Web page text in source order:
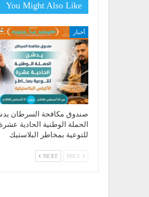
You Might Also Like
أخبار
صندوق مكافحة السرطان
الحملة الوطنية الحادية عشرة
للتوعية بمخاطر البلاستيك
NEXT